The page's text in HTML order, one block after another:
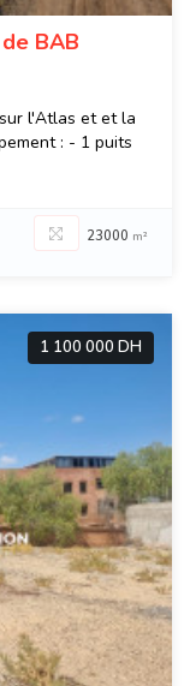
BAB
l'Atlas et et la
: - 1 puits
23000 m²
1 100 000 DH